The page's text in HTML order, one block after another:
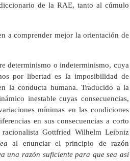
de la RAE, tanto al cúmulo
a comprender mejor la orientación de
determinismo o indeterminismo, cuya
por libertad es la imposibilidad de
la conducta humana. Traducido a la
inestable cuyas consecuencias,
mínimas en las condiciones
en sus consecuencias a corto
Gottfried Wilhelm Leibniz
al enunciar el principio de razón
una razón suficiente para que sea así